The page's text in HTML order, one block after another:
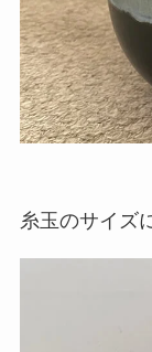
糸玉のサイズ